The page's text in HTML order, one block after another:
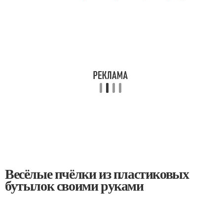
Весёлые пчёлки из пластиковых
бутылок своими руками